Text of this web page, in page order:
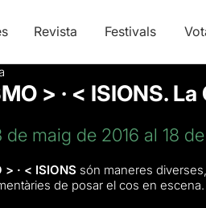
Revista Festivals
> · < ISIONS.
de maig de 2016 al 18
> · < ISIONS són maneres
de posar el cos en escena.